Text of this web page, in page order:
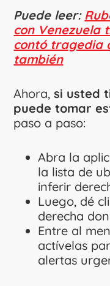
Puede leer:
con Venezuela
contó tragedia
también
Ahora,si usted
puede tomar
paso a paso:
Abra la
la lista de
inferir
Luego, dé
derecha
Entre al
actívelas
alertas